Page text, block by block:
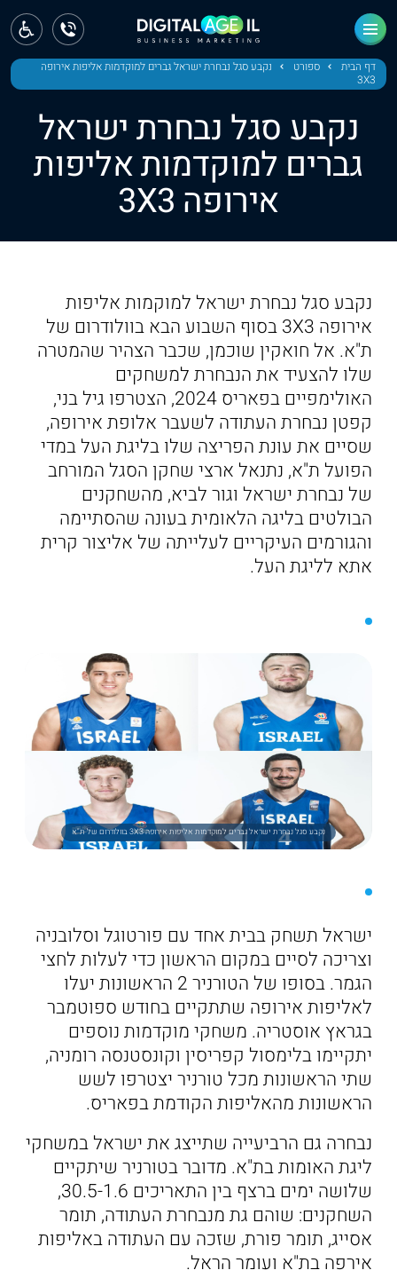
דף הבית ספורט
נקבע סגל נבחרת ישראל גברים למוקדמות אליפות אירופה
3X3
נקבע סגל נבחרת ישראל
גברים למוקדמות אליפות
אירופה 3X3
נקבע סגל נבחרת ישראל למוקמות אליפות
אירופה 3X3 בסוף השבוע הבא בוולודרום של
ת"א. אל חואקין שוכמן, שכבר הצהיר שהמטרה
שלו להצעיד את הנבחרת למשחקים
האולימפיים בפאריס 2024, הצטרפו גיל בני,
קפטן נבחרת העתודה לשעבר אלופת אירופה,
שסיים את עונת הפריצה שלו בליגת העל במדי
הפועל ת"א, נתנאל ארצי שחקן הסגל המורחב
של נבחרת ישראל וגור לביא, מהשחקנים
הבולטים בליגה הלאומית בעונה שהסתיימה
והגורמים העיקריים לעלייתה של אליצור קרית
אתא לליגת העל.
נקבע סגל נבחרת ישראל גברים למוקדמות אליפות אירופה 3X3 בוולודרום של ת"א
ישראל תשחק בבית אחד עם פורטוגל וסלובניה
וצריכה לסיים במקום הראשון כדי לעלות לחצי
הגמר. בסופו של הטורניר 2 הראשונות יעלו
לאליפות אירופה שתתקיים בחודש ספוטמבר
בגראץ אוסטריה. משחקי מוקדמות נוספים
יתקיימו בלימסול קפריסין וקונסטנסה רומניה,
שתי הראשונות מכל טורניר יצטרפו לשש
הראשונות מהאליפות הקודמת בפאריס.
נבחרה גם הרביעייה שתייצג את ישראל במשחקי
ליגת האומות בת"א. מדובר בטורניר שיתקיים
שלושה ימים ברצף בין התאריכים 30.5-1.6,
השחקנים: שוהם גת מנבחרת העתודה, תומר
אסייג, תומר פורת, שזכה עם העתודה באליפות
אירפה בת"א ועומר הראל.
ראשי
חדשות
מחוז חיפה
מחוז מרכז
תל אביב